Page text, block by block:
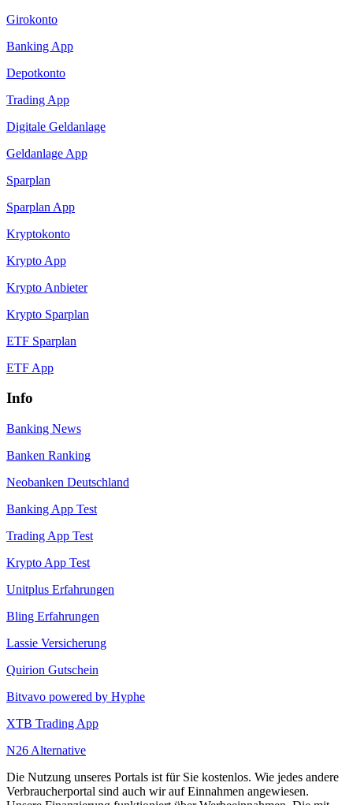
Girokonto
Banking App
Depotkonto
Trading App
Digitale Geldanlage
Geldanlage App
Sparplan
Sparplan App
Kryptokonto
Krypto App
Krypto Anbieter
Krypto Sparplan
ETF Sparplan
ETF App
Info
Banking News
Banken Ranking
Neobanken Deutschland
Banking App Test
Trading App Test
Krypto App Test
Unitplus Erfahrungen
Bling Erfahrungen
Lassie Versicherung
Quirion Gutschein
Bitvavo powered by Hyphe
XTB Trading App
N26 Alternative
Die Nutzung unseres Portals ist für Sie kostenlos. Wie jedes andere
Verbraucherportal sind auch wir auf Einnahmen angewiesen.